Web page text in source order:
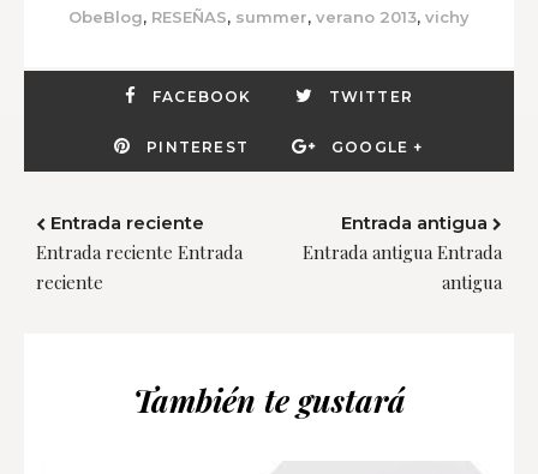
ObeBlog, RESEÑAS, summer, verano 2013, vichy
FACEBOOK TWITTER
PINTEREST GOOGLE +
Entrada reciente
Entrada reciente Entrada
reciente
Entrada antigua
Entrada antigua Entrada
antigua
También te gustará